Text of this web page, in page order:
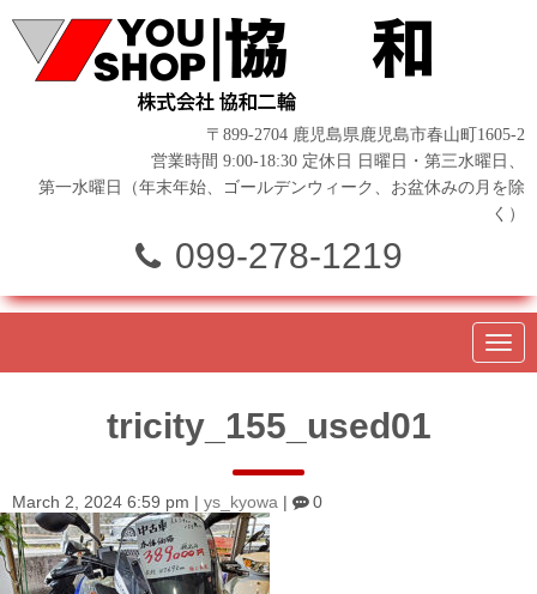
〒899-2704 鹿児島県鹿児島市春山町1605-2
営業時間 9:00-18:30 定休日 日曜日・第三水曜日、
第一水曜日（年末年始、ゴールデンウィーク、お盆休みの月を除
く）
099-278-1219
N
a
tricity_155_used01
March 2, 2024 6:59 pm ys_kyowa 0